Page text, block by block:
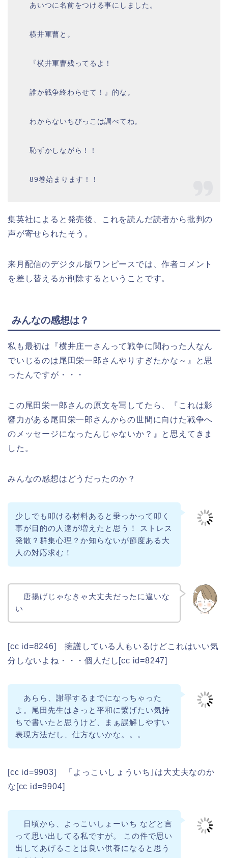
あいつに名前をつける事にしました。
横井軍曹と。
『横井軍曹残ってるよ！
誰か戦争終わらせて！』的な。
わからないちびっこは調べてね。
恥ずかしながら！！
89巻始まります！！
集英社によると発売後、これを読んだ読者から批判の
声が寄せられたそう。
来月配信のデジタル版ワンピースでは、作者コメント
を差し替えるか削除するということです。
みんなの感想は？
私も最初は『横井庄一さんって戦争に関わった人なん
でいじるのは尾田栄一郎さんやりすぎたかな～』と思
ったんですが・・・
この尾田栄一郎さんの原文を写してたら、『これは影
響力がある尾田栄一郎さんからの世間に向けた戦争へ
のメッセージになったんじゃないか？』と思えてきま
した。
みんなの感想はどうだったのか？
少しでも叩ける材料あると乗っかって叩く
事が目的の人達が増えたと思う！ ストレス
発散？群集心理？か知らないが節度ある大
人の対応求む！
唐揚げじゃなきゃ大丈夫だったに違いな
い
[cc id=8246] 擁護している人もいるけどこれはいい気
分しないよね・・・個人だし[cc id=8247]
あらら、謝罪するまでになっちゃった
よ。尾田先生はきっと平和に繋げたい気持
ちで書いたと思うけど、まぁ誤解しやすい
表現方法だし、仕方ないかな。。。
[cc id=9903] 「よっこいしょういち｣は大丈夫なのか
な[cc id=9904]
日頃から、よっこいしょーいち などと言
って思い出してる私ですが。 この件で思い
出してあげることは良い供養になると思う